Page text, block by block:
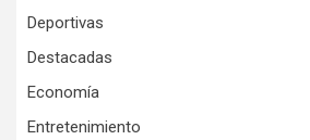
Deportivas
Destacadas
Economía
Entretenimiento